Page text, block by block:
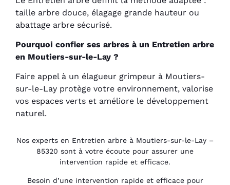
taille arbre douce, élagage grande hauteur ou
abattage arbre sécurisé.
Pourquoi confier ses arbres à un Entretien arbre
en Moutiers-sur-le-Lay ?
Faire appel à un élagueur grimpeur à Moutiers-
sur-le-Lay protège votre environnement, valorise
vos espaces verts et améliore le développement
naturel.
Nos experts en Entretien arbre à Moutiers-sur-le-Lay –
85320 sont à votre écoute pour assurer une
intervention rapide et efficace.
Besoin d’une intervention rapide et efficace pour